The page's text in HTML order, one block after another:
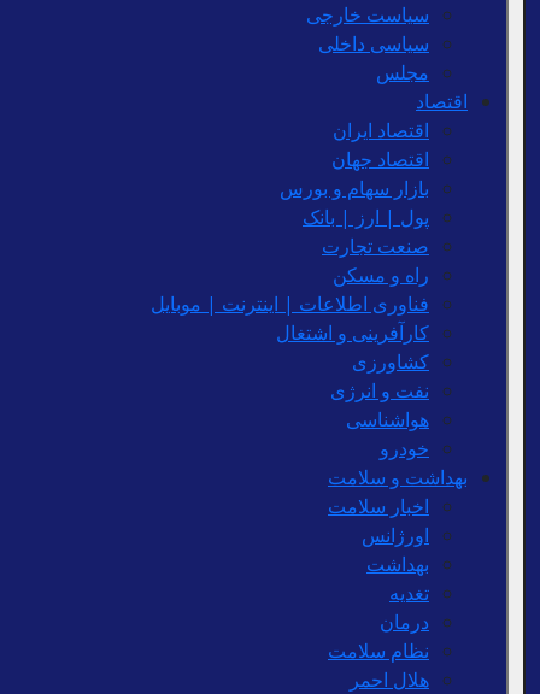
سیاست خارجی
سیاسی داخلی
مجلس
اقتصاد
اقتصاد ایران
اقتصاد جهان
بازار سهام و بورس
پول | ارز | بانک
صنعت تجارت
راه و مسکن
فناوری اطلاعات | اینترنت | موبایل
کارآفرینی و اشتغال
کشاورزی
نفت و انرژی
هواشناسی
خودرو
بهداشت و سلامت
اخبار سلامت
اورژانس
بهداشت
تغدیه
درمان
نظام سلامت
هلال احمر